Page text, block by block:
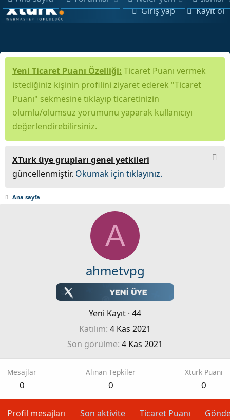
Giriş yap Kayıt ol
Yeni Ticaret Puanı Özelliği: Ticaret Puanı vermek
istediğiniz kişinin profilini ziyaret ederek "Ticaret
Puanı" sekmesine tıklayıp ticaretinizin
olumlu/olumsuz yorumunu yaparak kullanıcıyı
değerlendirebilirsiniz.
XTurk üye grupları genel yetkileri
güncellenmiştir. Okumak için tıklayınız.
Ana sayfa
A
ahmetvpg
Yeni Kayıt · 44
Katılım 4 Kas 2021
Son görülme 4 Kas 2021
Mesajlar
0
Alınan Tepkiler
0
Xturk Puanı
0
Profil mesajları Son aktivite Ticaret Puanı